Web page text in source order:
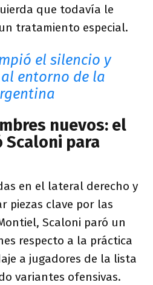
que todavía le
tratamiento especial.
el silencio y
entorno de la
nuevos: el
Scaloni para
en el lateral derecho y
piezas clave por las
Scaloni paró un
respecto a la práctica
a jugadores de la lista
variantes ofensivas.